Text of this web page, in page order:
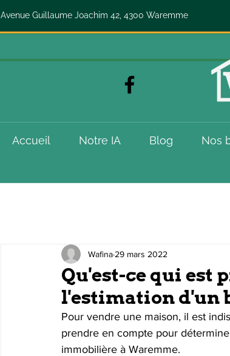
Avenue Guillaume Joachim 42, 4300 Waremme
Accueil Notre IA Blog Nos
Qu'est-ce qui est
l'estimation d'un
Wafina 29 mars 2022
Pour vendre une maison, il est
prendre en compte pour
immobilière à Waremme.